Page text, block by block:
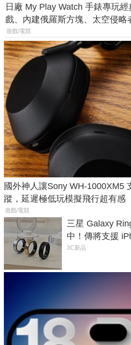
日廠 My Play Watch 手錶專玩經
戲、內建俄羅斯方塊、太空侵略
過竟然不能連手機？
遊戲/電競
國外神人讓Sony WH-1000XM5
蹤，延遲極低玩模擬飛行超有感
遊戲/電競
三星 Galaxy
中！傳將支援
與智慧家電連動
3C新品